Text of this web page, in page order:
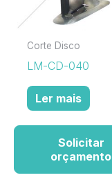
Corte Disco
LM-CD-040
Ler mais
Solicitar
orçamento